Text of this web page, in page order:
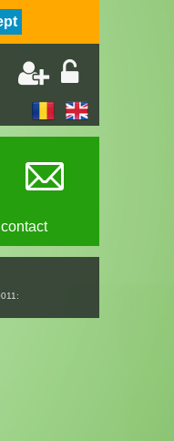
contact